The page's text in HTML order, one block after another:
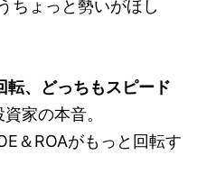
ちょっと勢いがほし
転、どっちもスピード
資家の本音。
＆ROAがもっと回転す